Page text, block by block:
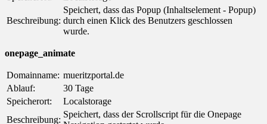
Beschreibung:
Speichert, dass das Popup (Inhaltselement - Popup)
durch einen Klick des Benutzers geschlossen
wurde.
onepage_animate
Domainname: mueritzportal.de
Ablauf:
30 Tage
Speicherort:
Localstorage
Beschreibung:
Speichert, dass der Scrollscript für die Onepage